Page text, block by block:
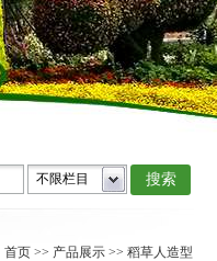
首页 >> 产品展示 >> 稻草人造型